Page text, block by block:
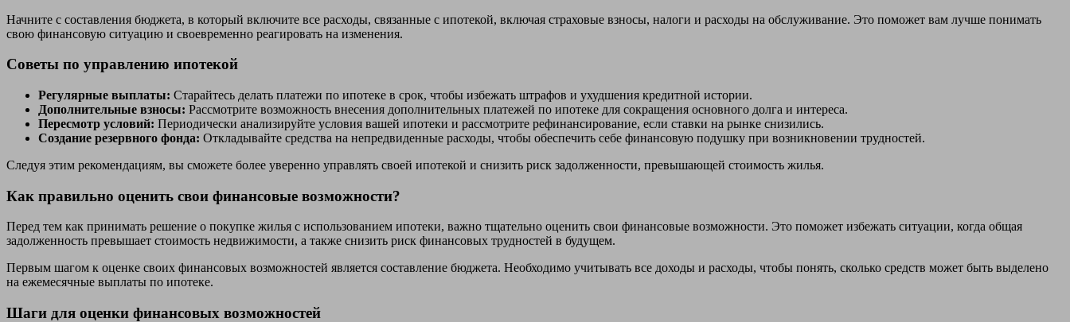
Начните с составления бюджета, в который включите все расходы, связанные с ипотекой, включая страховые взносы, налоги и расходы на обслуживание. Это поможет вам лучше понимать
свою финансовую ситуацию и своевременно реагировать на изменения.
Советы по управлению ипотекой
Регулярные выплаты: Старайтесь делать платежи по ипотеке в срок, чтобы избежать штрафов и ухудшения кредитной истории.
Дополнительные взносы: Рассмотрите возможность внесения дополнительных платежей по ипотеке для сокращения основного долга и интереса.
Пересмотр условий: Периодически анализируйте условия вашей ипотеки и рассмотрите рефинансирование, если ставки на рынке снизились.
Создание резервного фонда: Откладывайте средства на непредвиденные расходы, чтобы обеспечить себе финансовую подушку при возникновении трудностей.
Следуя этим рекомендациям, вы сможете более уверенно управлять своей ипотекой и снизить риск задолженности, превышающей стоимость жилья.
Как правильно оценить свои финансовые возможности?
Перед тем как принимать решение о покупке жилья с использованием ипотеки, важно тщательно оценить свои финансовые возможности. Это поможет избежать ситуации, когда общая
задолженность превышает стоимость недвижимости, а также снизить риск финансовых трудностей в будущем.
Первым шагом к оценке своих финансовых возможностей является составление бюджета. Необходимо учитывать все доходы и расходы, чтобы понять, сколько средств может быть выделено
на ежемесячные выплаты по ипотеке.
Шаги для оценки финансовых возможностей